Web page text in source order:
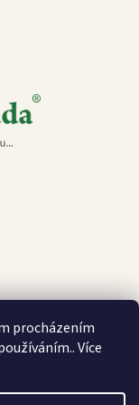
procházením
Více